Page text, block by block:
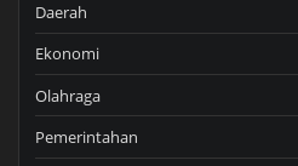
Daerah
Ekonomi
Olahraga
Pemerintahan